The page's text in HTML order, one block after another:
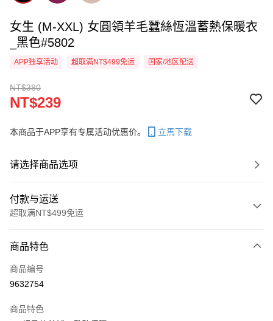
女生 (M-XXL) 女圓領羊毛蠶絲恆溫蓄熱保暖衣
_黑色#5802
APP独享活动 超取满NT$499免运 国家/地区配送
NT$380
NT$239
本商品于APP享有专属活动优惠价。 立馬下载
请选择商品选项
付款与运送
超取满NT$499免运
信用卡一次付款
超商取货付款
商品特色
商品编号
9632754
商品特色